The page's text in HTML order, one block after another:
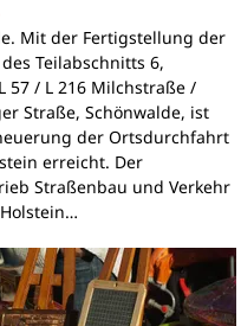
Mit der Fertigstellung der
Teilabschnitts 6,
57 / L 216 Milchstraße /
Straße, Schönwalde, ist
der Ortsdurchfahrt
erreicht. Der
Straßenbau und Verkehr